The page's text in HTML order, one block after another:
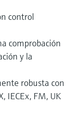
control
comprobación
y la
robusta con
IECEx, FM, UK